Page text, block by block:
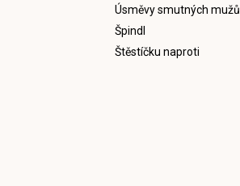
Úsměvy smutných mužů
Špindl
Štěstíčku naproti